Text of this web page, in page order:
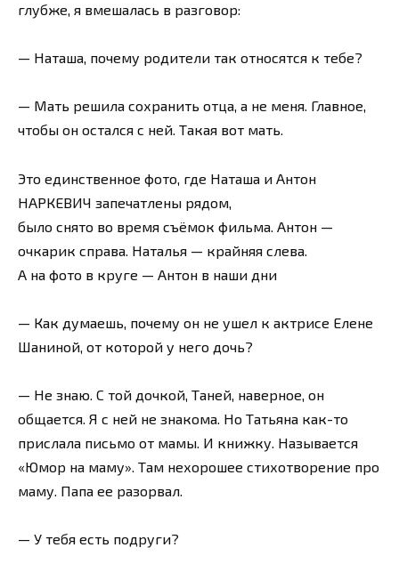
глубже, я вмешалась в разговор:
— Наташа, почему родители так относятся к тебе?
— Мать решила сохранить отца, а не меня. Главное,
чтобы он остался с ней. Такая вот мать.
Это единственное фото, где Наташа и Антон
НАРКЕВИЧ запечатлены рядом,
было снято во время съёмок фильма. Антон —
очкарик справа. Наталья — крайняя слева.
А на фото в круге — Антон в наши дни
— Как думаешь, почему он не ушел к актрисе Елене
Шаниной, от которой у него дочь?
— Не знаю. С той дочкой, Таней, наверное, он
общается. Я с ней не знакома. Но Татьяна как-то
прислала письмо от мамы. И книжку. Называется
«Юмор на маму». Там нехорошее стихотворение про
маму. Папа ее разорвал.
— У тебя есть подруги?